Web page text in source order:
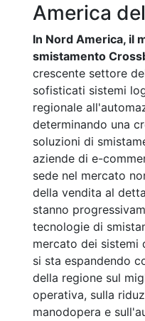
America
In Nord America, il
smistamento
crescente settore
sofisticati sistemi
regionale
determinando una
soluzioni di
aziende di e-
sede nel mercato
della vendita al
stanno
tecnologie di
mercato dei sistemi
si sta espandendo
della regione sul
operativa, sulla
manodopera e